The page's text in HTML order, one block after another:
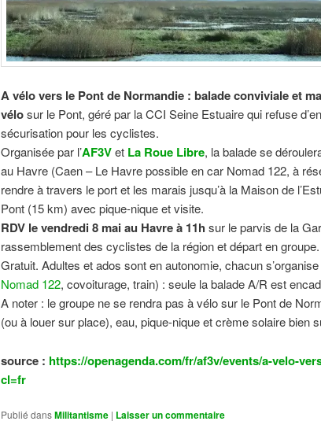
A vélo vers le Pont de Normandie : balade conviviale et
vélosur le Pont, géré par la CCI Seine Estuaire qui refuse
sécurisation pour les cyclistes.
Organisée par l’AF3Vet La Roue Libre, la balade se
au Havre (Caen – Le Havre possible en car Nomad 122, à
rendre à travers le port et les marais jusqu’à la Maison de
Pont (15 km) avec pique-nique et visite.
RDV le vendredi 8 mai au Havre à 11h sur le parvis de la
rassemblement des cyclistes de la région et départ en groupe.
Gratuit. Adultes et ados sont en autonomie, chacun
Nomad 122, covoiturage, train) : seule la balade A/R est
A noter : le groupe ne se rendra pas à vélo sur le Pont de
(ou à louer sur place), eau, pique-nique et crème solaire bien
source : https://openagenda.com/fr/af3v/events/a-velo-
cl=fr
Publié dansMilitantisme | Laisser un commentaire